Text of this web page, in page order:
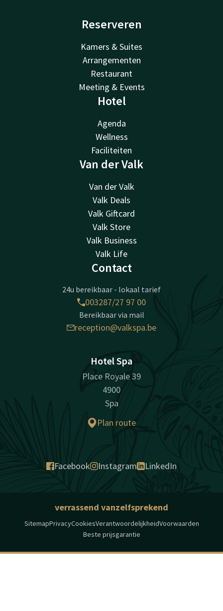
Reserveren
Kamers & Suites
Arrangementen
Restaurant
Meeting & Events
Hotel
Agenda
Wellness
Faciliteiten
Van der Valk
Van der Valk
Valk Deals
Valk Giftcard
Valk Store
Valk Business
Valk Life
Contact
24u bereikbaar - lokaal tarief
003287/27 97 00
Bereikbaar via mail
reception@valkspa.be
Hotel Spa
Place Royale 39
4900
Spa
Plan route
Facebook Instagram LinkedIn
verrassend vanzelfsprekend
SitemapPrivacyCookiesVerantwoordelijkheidVoorwaarden
Beste prijsgarantie